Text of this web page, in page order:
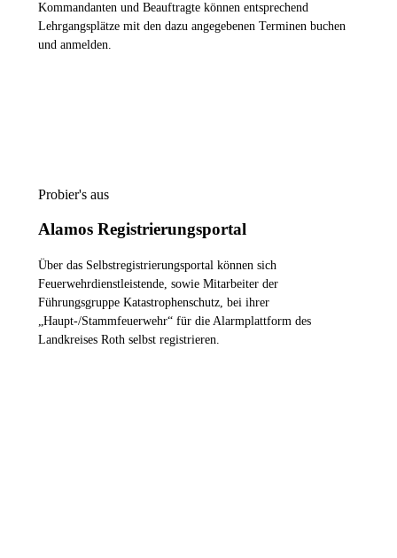
Kommandanten und Beauftragte können entsprechend
Lehrgangsplätze mit den dazu angegebenen Terminen buchen
und anmelden.
Probier's aus
Alamos Registrierungsportal
Über das Selbstregistrierungsportal können sich
Feuerwehrdienstleistende, sowie Mitarbeiter der
Führungsgruppe Katastrophenschutz, bei ihrer
„Haupt-/Stammfeuerwehr“ für die Alarmplattform des
Landkreises Roth selbst registrieren.